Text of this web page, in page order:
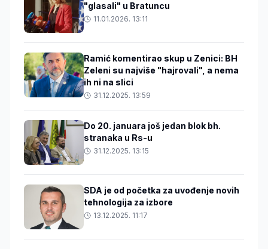
"glasali" u Bratuncu
11.01.2026. 13:11
Ramić komentirao skup u Zenici: BH
Zeleni su najviše "hajrovali", a nema
ih ni na slici
31.12.2025. 13:59
Do 20. januara još jedan blok bh.
stranaka u Rs-u
31.12.2025. 13:15
SDA je od početka za uvođenje novih
tehnologija za izbore
13.12.2025. 11:17